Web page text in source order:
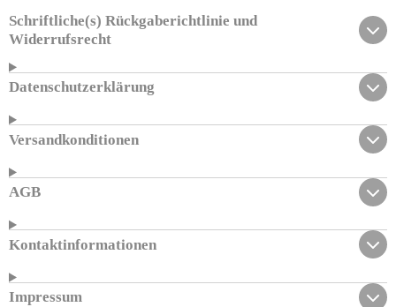
Schriftliche(s) Rückgaberichtlinie und
Widerrufsrecht
Datenschutzerklärung
Versandkonditionen
AGB
Kontaktinformationen
Impressum